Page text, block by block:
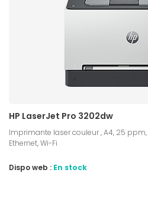
HP LaserJet Pro 3202dw
Imprimante laser couleur , A4, 25
Ethernet, Wi-Fi
Dispo web : En stock